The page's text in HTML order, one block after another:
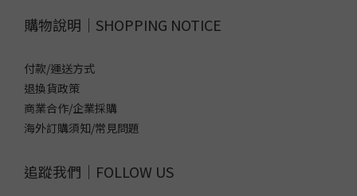
購物說明｜SHOPPING NOTICE
付款/運送方式
退換貨政策
商業合作/企業採購
海外訂購須知/常見問題
追蹤我們｜FOLLOW US